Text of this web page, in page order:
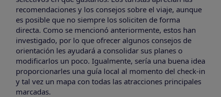
recomendaciones y los consejos sobre el viaje, aunque
es posible que no siempre los soliciten de forma
directa. Como se mencionó anteriormente, estos han
investigado, por lo que ofrecer algunos consejos de
orientación les ayudará a consolidar sus planes o
modificarlos un poco. Igualmente, sería una buena idea
proporcionarles una guía local al momento del check-in
y tal vez un mapa con todas las atracciones principales
marcadas.